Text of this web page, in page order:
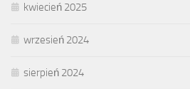
kwiecień 2025
wrzesień 2024
sierpień 2024